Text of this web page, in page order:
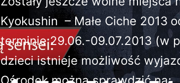
Kyokushin – Małe Ciche 2013
terminie 29.06.-09.07.2013 (w
dzieci istnieje możliwość